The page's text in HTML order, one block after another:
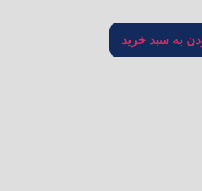
به سبد خرید